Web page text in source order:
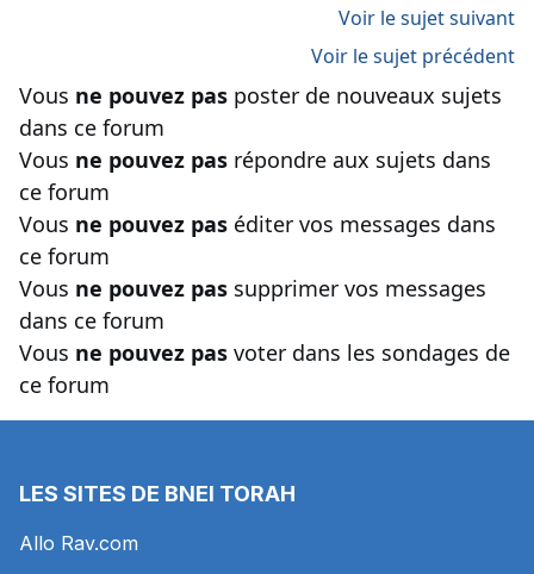
Voir le sujet suivant
Voir le sujet précédent
Vous ne pouvez pas poster de nouveaux sujets
dans ce forum
Vous ne pouvez pas répondre aux sujets dans
ce forum
Vous ne pouvez pas éditer vos messages dans
ce forum
Vous ne pouvez pas supprimer vos messages
dans ce forum
Vous ne pouvez pas voter dans les sondages de
ce forum
LES SITES DE BNEI TORAH
Allo Rav.com